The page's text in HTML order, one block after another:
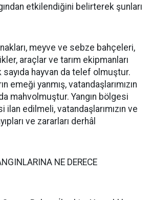
etkilendiğini belirterek şunları
meyve ve sebze bahçeleri,
araçlar ve tarım ekipmanları
hayvan da telef olmuştur.
emeği yanmış, vatandaşlarımızın
mahvolmuştur. Yangın bölgesi
edilmeli, vatandaşlarımızın ve
ve zararları derhâl
NE DERECE